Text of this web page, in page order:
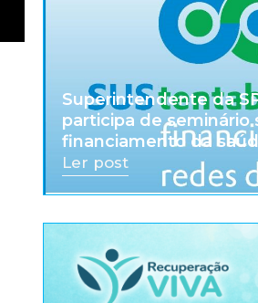
Superintendente da
participa de seminário
financiamento da
Ler post